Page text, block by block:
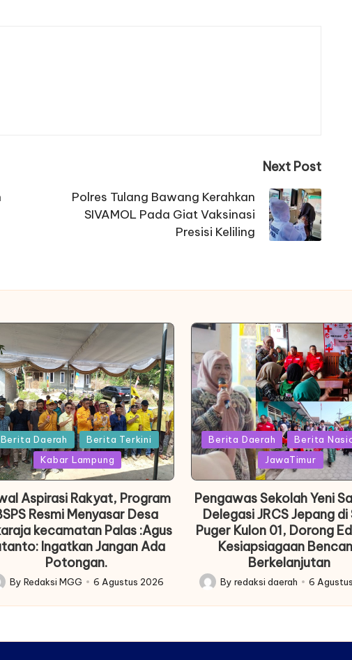
Next Post
Polres Tulang Bawang Kerahkan
SIVAMOL Pada Giat Vaksinasi
Presisi Keliling
Berita Daerah
Berita Terkini
Kabar Lampung
Aspirasi Rakyat, Program
Resmi Menyasar Desa
kecamatan Palas :Agus
Ingatkan Jangan Ada
Potongan.
By Redaksi MGG 6 Agustus 2026
Posted
in
Berita Daerah
Berita
JawaTimur
Pengawas Sekolah Yeni
Delegasi JRCS Jepang di
Puger Kulon 01, Dorong
Kesiapsiagaan
Berkelanjutan
Posted
by
By redaksi daerah 6